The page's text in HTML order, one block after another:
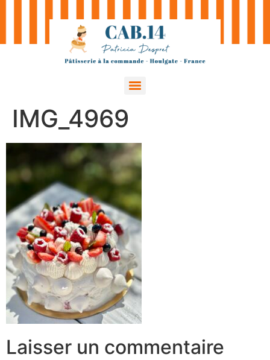
IMG_4969
Laisser un commentaire